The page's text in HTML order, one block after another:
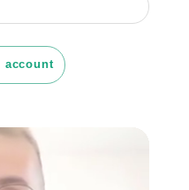
vendite o
di gestire un
ai tuoi team
fornire